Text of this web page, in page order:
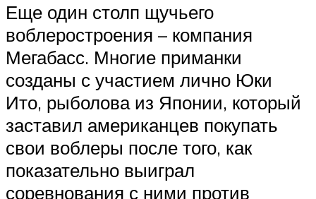
Еще один столп щучьего
воблеростроения – компания
Мегабасс. Многие приманки
созданы с участием лично Юки
Ито, рыболова из Японии, который
заставил американцев покупать
свои воблеры после того, как
показательно выиграл
соревнования с ними против